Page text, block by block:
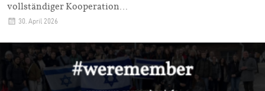
vollständiger Kooperation…
30. April 2026